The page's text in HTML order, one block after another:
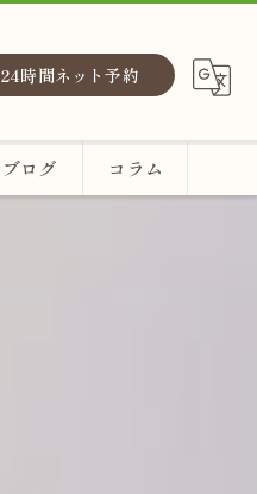
24時間ネット予約
ブログ コラム